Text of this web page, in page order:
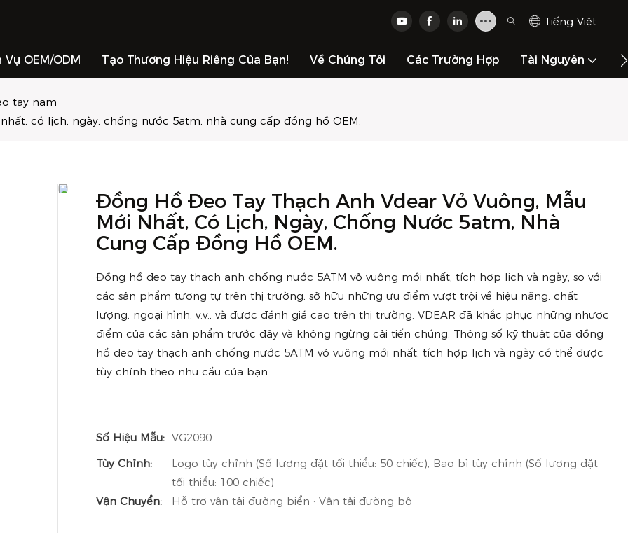
Tiếng Việt
Vụ OEM/ODM Tạo Thương Hiệu Riêng Của Bạn! Về Chúng Tôi Các Trường Hợp Tài Nguyên
tay nam
có lịch, ngày, chống nước 5atm, nhà cung cấp đồng hồ OEM.
Đồng Hồ Đeo Tay Thạch Anh Vdear Vỏ Vuông, Mẫu
Mới Nhất, Có Lịch, Ngày, Chống Nước 5atm, Nhà
Cung Cấp Đồng Hồ OEM.
Đồng hồ đeo tay thạch anh chống nước 5ATM vỏ vuông mới nhất, tích hợp lịch và ngày, so với
các sản phẩm tương tự trên thị trường, sở hữu những ưu điểm vượt trội về hiệu năng, chất
lượng, ngoại hình, v.v., và được đánh giá cao trên thị trường. VDEAR đã khắc phục những nhược
điểm của các sản phẩm trước đây và không ngừng cải tiến chúng. Thông số kỹ thuật của đồng
hồ đeo tay thạch anh chống nước 5ATM vỏ vuông mới nhất, tích hợp lịch và ngày có thể được
tùy chỉnh theo nhu cầu của bạn.
Số Hiệu Mẫu: VG2090
Tùy Chỉnh:
Logo tùy chỉnh (Số lượng đặt tối thiểu: 50 chiếc), Bao bì tùy chỉnh (Số lượng đặt
tối thiểu: 100 chiếc)
Vận Chuyển:
Hỗ trợ vận tải đường biển · Vận tải đường bộ